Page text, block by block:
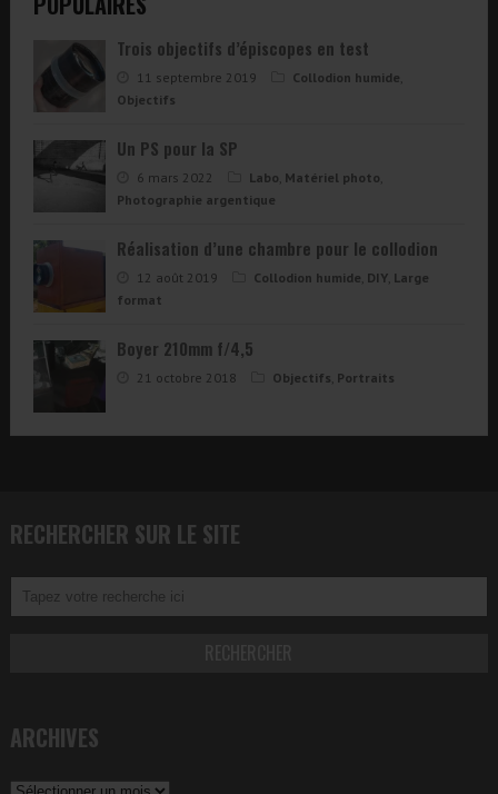
Trois objectifs d’épiscopes en test
11 septembre 2019 Collodion humide
Objectifs
Un PS pour la SP
6 mars 2022 Labo Matériel photo
Photographie argentique
Réalisation d’une chambre pour le collodion
12 août 2019 Collodion humide DIY, Large
format
Boyer 210mm f/4,5
21 octobre 2018 Objectifs Portraits
RECHERCHER SUR LE SITE
ARCHIVES
Archives